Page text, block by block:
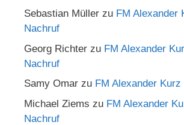
Sebastian Müller zu FM Alexander
Nachruf
Georg Richter zu FM Alexander
Nachruf
Samy Omar zu FM Alexander
Michael Ziems zu FM Alexander
Nachruf